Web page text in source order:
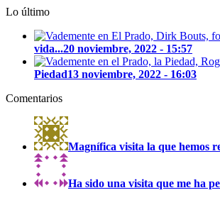
Lo último
vida...20 noviembre, 2022 - 15:57
Piedad13 noviembre, 2022 - 16:03
Comentarios
Magnífica visita la que hemos
Ha sido una visita que me ha